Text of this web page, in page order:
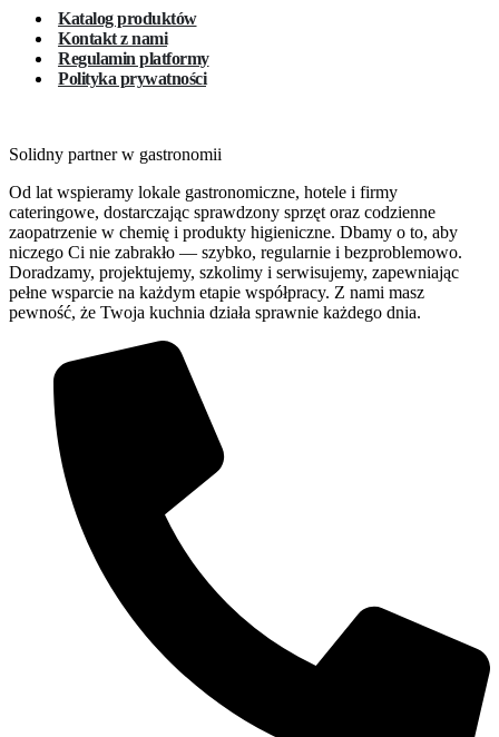
Katalog produktów
Kontakt z nami
Regulamin platformy
Polityka prywatności
Solidny partner w gastronomii
Od lat wspieramy lokale gastronomiczne, hotele i firmy
cateringowe, dostarczając sprawdzony sprzęt oraz codzienne
zaopatrzenie w chemię i produkty higieniczne. Dbamy o to, aby
niczego Ci nie zabrakło — szybko, regularnie i bezproblemowo.
Doradzamy, projektujemy, szkolimy i serwisujemy, zapewniając
pełne wsparcie na każdym etapie współpracy. Z nami masz
pewność, że Twoja kuchnia działa sprawnie każdego dnia.